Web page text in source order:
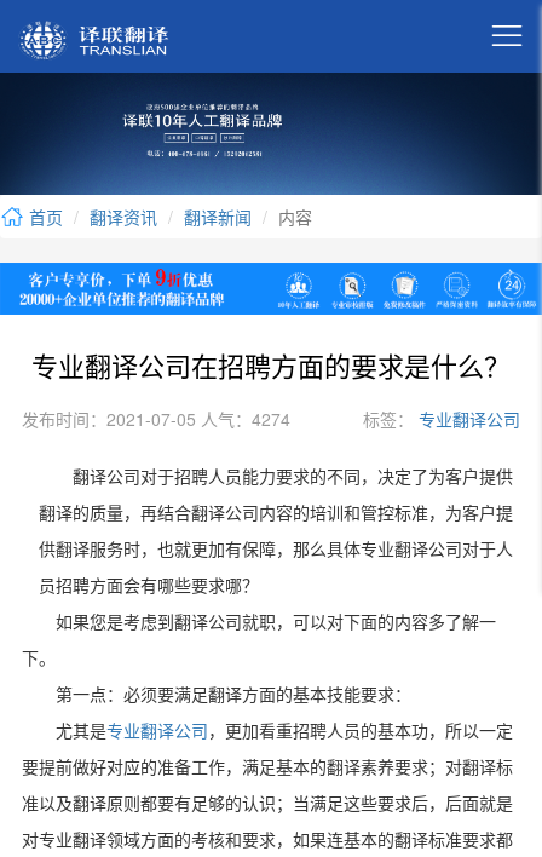

首页 翻译资讯 翻译新闻 内容
专业翻译公司在招聘方面的要求是什么？
发布时间：2021-07-05 人气：4274 标签： 专业翻译公司
翻译公司对于招聘人员能力要求的不同，决定了为客户提供
翻译的质量，再结合翻译公司内容的培训和管控标准，为客户提
供翻译服务时，也就更加有保障，那么具体专业翻译公司对于人
员招聘方面会有哪些要求哪？
如果您是考虑到翻译公司就职，可以对下面的内容多了解一
下。
第一点：必须要满足翻译方面的基本技能要求：
尤其是专业翻译公司 ，更加看重招聘人员的基本功，所以一定
要提前做好对应的准备工作，满足基本的翻译素养要求；对翻译标
准以及翻译原则都要有足够的认识；当满足这些要求后，后面就是
对专业翻译领域方面的考核和要求，如果连基本的翻译标准要求都